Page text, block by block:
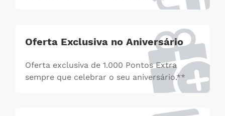
Oferta Exclusiva no Aniversário
Oferta exclusiva de 1.000 Pontos Extra
sempre que celebrar o seu aniversário.**